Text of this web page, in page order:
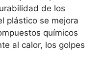
de los
plástico se mejora
químicos
al calor, los golpes